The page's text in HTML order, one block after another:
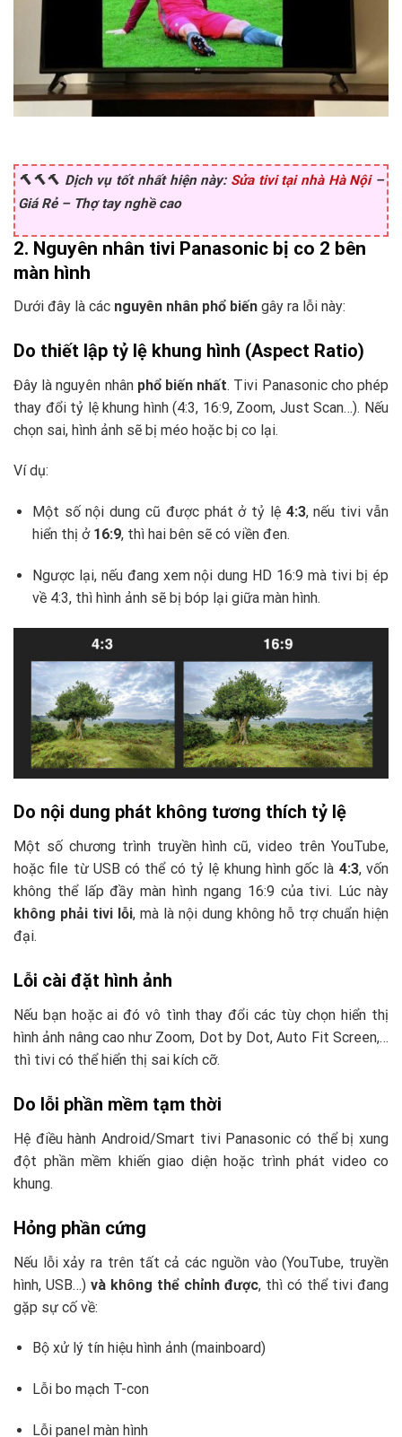
🔨🔨🔨 Dịch vụ tốt nhất hiện này: Sửa tivi tại nhà Hà Nội–
Giá Rẻ – Thợ tay nghề cao
2. Nguyên nhân tivi Panasonic bị co 2 bên
màn hình
Dưới đây là các nguyên nhân phổ biến gây ra lỗi này:
Do thiết lập tỷ lệ khung hình (Aspect Ratio)
Đây là nguyên nhân phổ biến nhất. Tivi Panasonic cho phép
thay đổi tỷ lệ khung hình (4:3, 16:9, Zoom, Just Scan…). Nếu
chọn sai, hình ảnh sẽ bị méo hoặc bị co lại.
Ví dụ:
Một số nội dung cũ được phát ở tỷ lệ 4:3, nếu tivi vẫn
hiển thị ở 16:9, thì hai bên sẽ có viền đen.
Ngược lại, nếu đang xem nội dung HD 16:9 mà tivi bị ép
về 4:3, thì hình ảnh sẽ bị bóp lại giữa màn hình.
Do nội dung phát không tương thích tỷ lệ
Một số chương trình truyền hình cũ, video trên YouTube,
hoặc file từ USB có thể có tỷ lệ khung hình gốc là 4:3, vốn
không thể lấp đầy màn hình ngang 16:9 của tivi. Lúc này
không phải tivi lỗi, mà là nội dung không hỗ trợ chuẩn hiện
đại.
Lỗi cài đặt hình ảnh
Nếu bạn hoặc ai đó vô tình thay đổi các tùy chọn hiển thị
hình ảnh nâng cao như Zoom, Dot by Dot, Auto Fit Screen,…
thì tivi có thể hiển thị sai kích cỡ.
Do lỗi phần mềm tạm thời
Hệ điều hành Android/Smart tivi Panasonic có thể bị xung
đột phần mềm khiến giao diện hoặc trình phát video co
khung.
Hỏng phần cứng
Nếu lỗi xảy ra trên tất cả các nguồn vào (YouTube, truyền
hình, USB…) và không thể chỉnh được, thì có thể tivi đang
gặp sự cố về:
Bộ xử lý tín hiệu hình ảnh (mainboard)
Lỗi bo mạch T-con
Lỗi panel màn hình